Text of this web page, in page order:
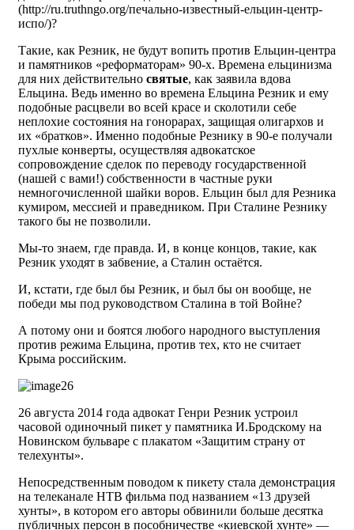
(http://ru.truthngo.org/печально-известный-ельцин-центр-
испо/)?
Такие, как Резник, не будут вопить против Ельцин-центра
и памятников «реформаторам» 90-х. Времена ельцинизма
для них действительно святые, как заявила вдова
Ельцина. Ведь именно во времена Ельцина Резник и ему
подобные расцвели во всей красе и сколотили себе
неплохие состояния на гонорарах, защищая олигархов и
их «братков». Именно подобные Резнику в 90-е получали
пухлые конверты, осуществляя адвокатское
сопровождение сделок по переводу государственной
(нашей с вами!) собственности в частные руки
немногочисленной шайки воров. Ельцин был для Резника
кумиром, мессией и праведником. При Сталине Резнику
такого бы не позволили.
Мы-то знаем, где правда. И, в конце концов, такие, как
Резник уходят в забвение, а Сталин остаётся.
И, кстати, где был бы Резник, и был бы он вообще, не
победи мы под руководством Сталина в той Войне?
А потому они и боятся любого народного выступления
против режима Ельцина, против тех, кто не считает
Крыма российским.
26 августа 2014 года адвокат Генри Резник устроил
часовой одиночный пикет у памятника И.Бродскому на
Новинском бульваре с плакатом «Защитим страну от
телехунты».
Непосредственным поводом к пикету стала демонстрация
на телеканале НТВ фильма под названием «13 друзей
хунты», в котором его авторы обвинили больше десятка
публичных персон в пособничестве «киевской хунте» —